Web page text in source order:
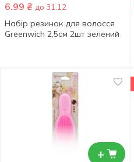
6.99 ₴ до 31.12
Набір резинок для волосся
Greenwich 2,5см 2шт зелений
+